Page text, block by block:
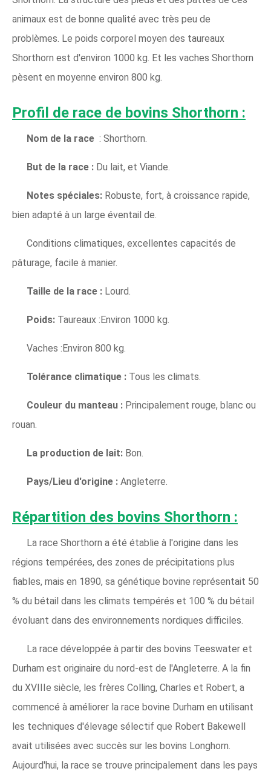
animaux est de bonne qualité avec très peu de
problèmes. Le poids corporel moyen des taureaux
Shorthorn est d'environ 1000 kg. Et les vaches Shorthorn
pèsent en moyenne environ 800 kg.
Profil de race de bovins Shorthorn :
Nom de la race : Shorthorn.
But de la race : Du lait, et Viande.
Notes spéciales: Robuste, fort, à croissance rapide,
bien adapté à un large éventail de.
Conditions climatiques, excellentes capacités de
pâturage, facile à manier.
Taille de la race : Lourd.
Poids: Taureaux :Environ 1000 kg.
Vaches :Environ 800 kg.
Tolérance climatique : Tous les climats.
Couleur du manteau : Principalement rouge, blanc ou
rouan.
La production de lait: Bon.
Pays/Lieu d'origine : Angleterre.
Répartition des bovins Shorthorn :
La race Shorthorn a été établie à l'origine dans les
régions tempérées, des zones de précipitations plus
fiables, mais en 1890, sa génétique bovine représentait 50
% du bétail dans les climats tempérés et 100 % du bétail
évoluant dans des environnements nordiques difficiles.
La race développée à partir des bovins Teeswater et
Durham est originaire du nord-est de l'Angleterre. A la fin
du XVIIIe siècle, les frères Colling, Charles et Robert, a
commencé à améliorer la race bovine Durham en utilisant
les techniques d'élevage sélectif que Robert Bakewell
avait utilisées avec succès sur les bovins Longhorn.
Aujourd'hui, la race se trouve principalement dans les pays